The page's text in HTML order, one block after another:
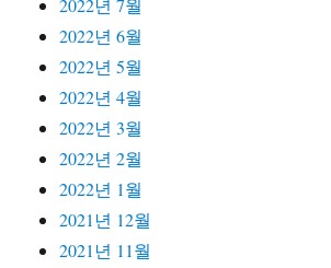
2022년 7월
2022년 6월
2022년 5월
2022년 4월
2022년 3월
2022년 2월
2022년 1월
2021년 12월
2021년 11월